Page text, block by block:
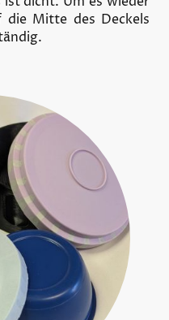
Mitte des Deckels